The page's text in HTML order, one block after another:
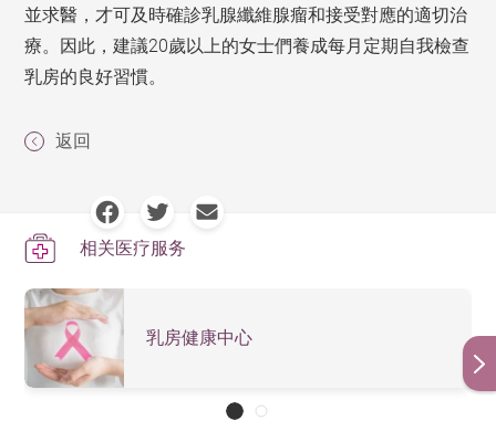
並求醫，才可及時確診乳腺纖維腺瘤和接受對應的適切治
療。因此，建議20歲以上的女士們養成每月定期自我檢查
乳房的良好習慣。
返回
相关医疗服务
乳房健康中心